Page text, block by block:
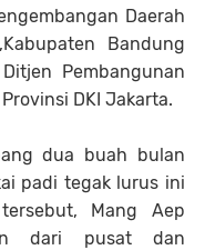
Daerah
Bandung
Pembangunan
DKI Jakarta.
dua buah bulan
padi tegak lurus ini
Mang Aep
dari pusat dan